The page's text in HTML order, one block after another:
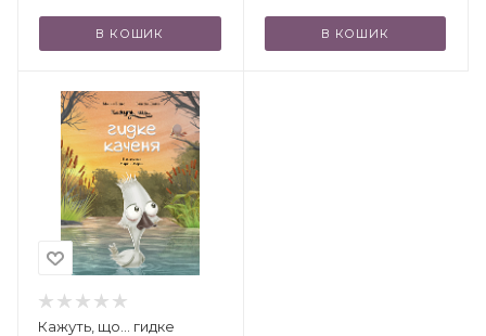
В КОШИК В КОШИК
Кажуть, що... гидке